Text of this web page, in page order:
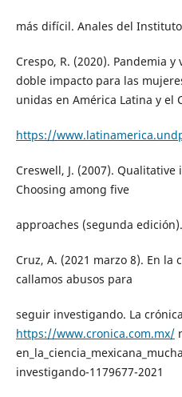
más difícil. Anales del
Crespo, R. (2020). Pandemia
doble impacto para las
unidas en América Latina y el
https://
Creswell, J. (2007).
Choosing among five
approaches (segunda
Cruz, A. (2021 marzo 8). En la
callamos abusos para
seguir investigando. La
https://www.cronica.com.mx/
investigando-1179677-2021